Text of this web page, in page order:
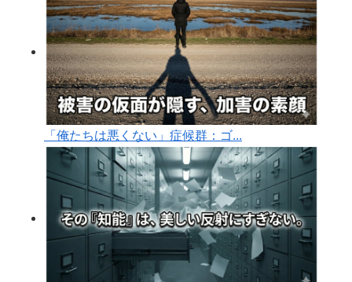
「俺たちは悪くない」症候群：ゴ...